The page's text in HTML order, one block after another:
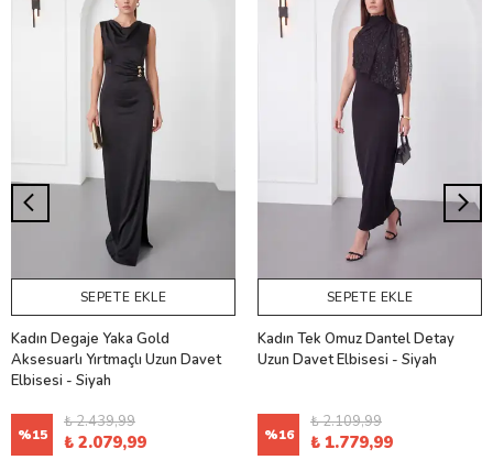
SEPETE EKLE
Kadın Degaje Yaka Gold
Aksesuarlı Yırtmaçlı Uzun Davet
Elbisesi - Siyah
%15
₺ 2.439,99
₺ 2.079,99
SEPETE EKLE
Kadın Tek Omuz Dantel Detay
Uzun Davet Elbisesi - Siyah
%16
₺ 2.109,99
₺ 1.779,99